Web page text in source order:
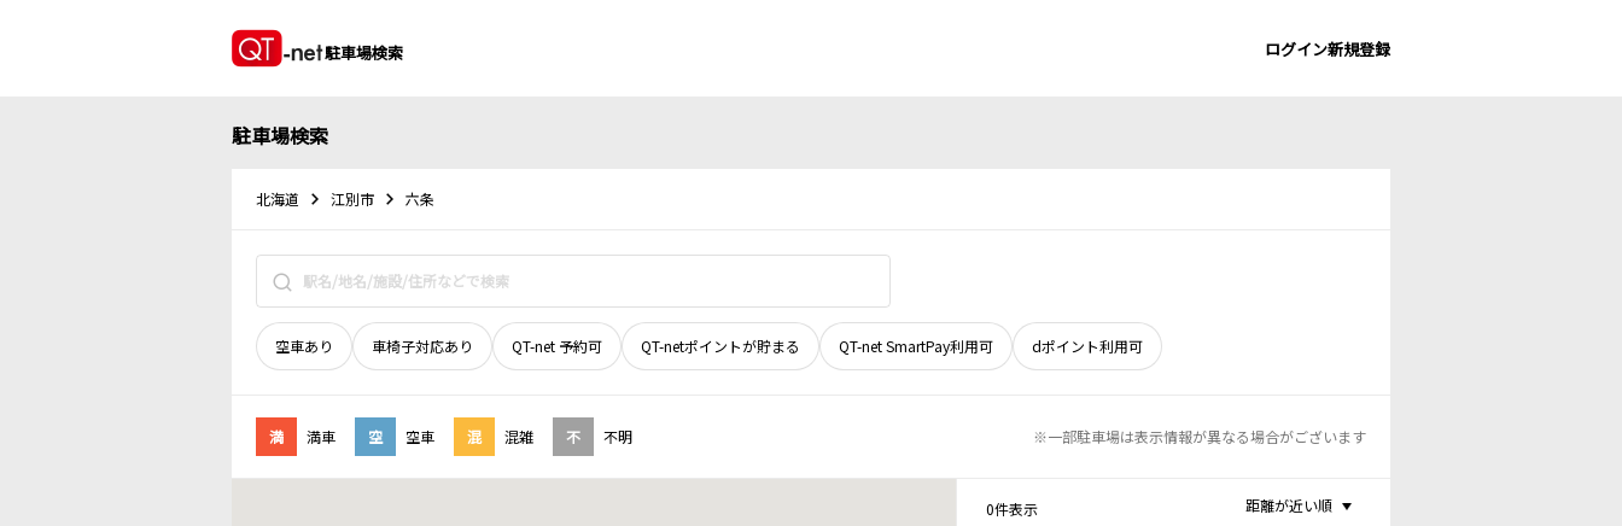
駐車場検索 ログイン新規登録
駐車場検索
北海道 江別市 六条
空車あり 車椅子対応あり QT-net 予約可 QT-netポイントが貯まる QT-net SmartPay利用可 dポイント利用可
満 満車 空 空車 混 混雑 不 不明 ※一部駐車場は表示情報が異なる場合がございます
0件表示 距離が近い順